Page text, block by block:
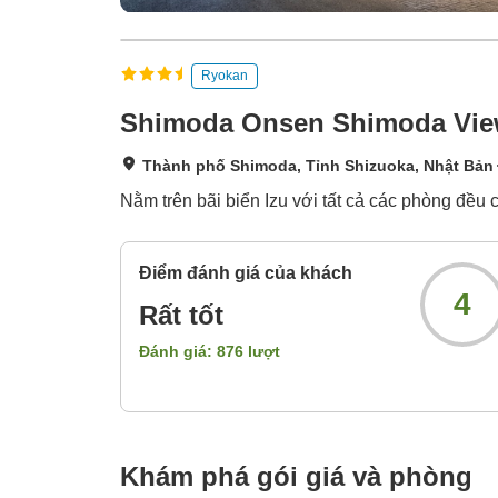
Ryokan
Shimoda Onsen Shimoda
Thành phố Shimoda, Tỉnh Shizuoka, Nhật Bản
Nằm trên bãi biển Izu với tất cả các phòng
Điểm đánh giá của khách
Rất tốt
Đánh giá: 876 lượt
4
Khám phá gói giá và phòng